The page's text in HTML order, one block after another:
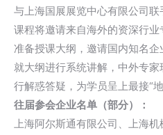
与上海国展展览中心有限公司联
课程将邀请来自海外的资深行
准备授课大纲，邀请国内知名
就大纲进行系统讲解，中外专
行解惑答疑，为学员呈上最接“地
往届参会企业名单（部分）
：
上海阿尔斯通有限公司、上海